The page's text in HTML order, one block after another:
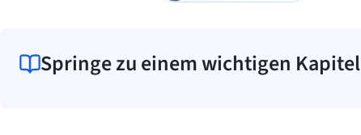
Springe zu einem wichtigen Kapitel